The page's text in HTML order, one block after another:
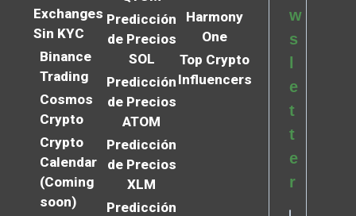
Exchanges
Sin KYC
Binance
Trading
Cosmos
Crypto
Crypto
Calendar
(Coming
soon)
Predicción
de Precios
SOL
Predicción
de Precios
ATOM
Predicción
de Precios
XLM
Predicción
Harmony
One
Top Crypto
Influencers
w
s
e
t
t
e
r